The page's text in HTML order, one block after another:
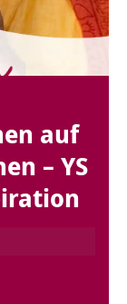
auf
– YS